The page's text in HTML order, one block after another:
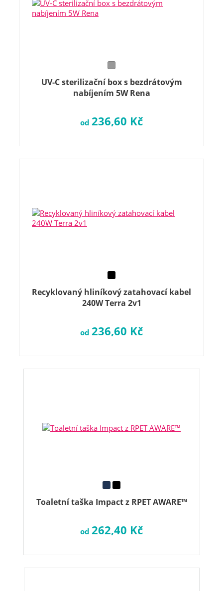
UV-C sterilizační box s bezdrátovým
nabíjením 5W Rena
od 236,60 Kč
Recyklovaný hliníkový zatahovací kabel
240W Terra 2v1
od 236,60 Kč
Toaletní taška Impact z RPET AWARE™
od 262,40 Kč